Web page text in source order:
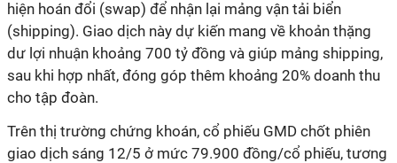
hiện hoán đổi (swap) để nhận lại mảng vận tải biển
(shipping). Giao dịch này dự kiến mang về khoản thặng
dư lợi nhuận khoảng 700 tỷ đồng và giúp mảng shipping,
sau khi hợp nhất, đóng góp thêm khoảng 20% doanh thu
cho tập đoàn.
Trên thị trường chứng khoán, cổ phiếu GMD chốt phiên
giao dịch sáng 12/5 ở mức 79.900 đồng/cổ phiếu, tương